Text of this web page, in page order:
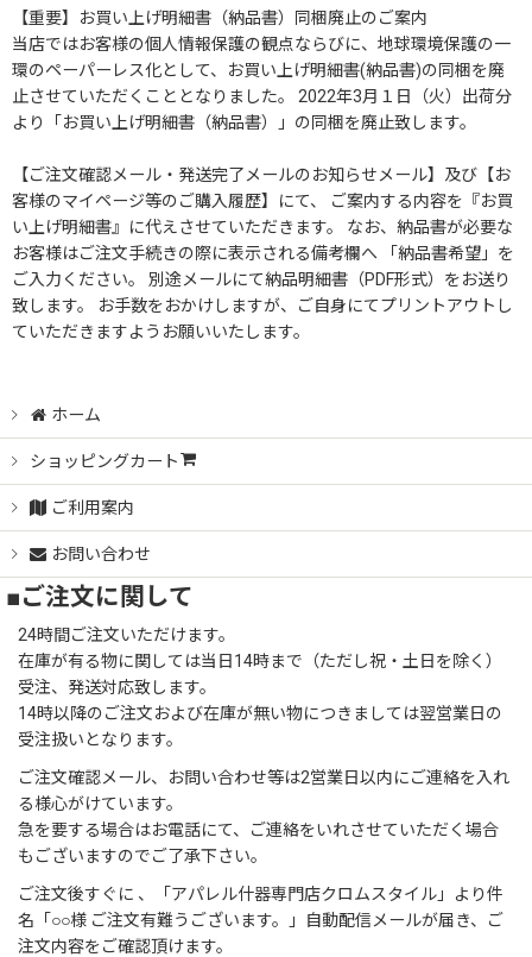
並び順:
絞り込む
【重要】お買い上げ明細書（納品書）同梱廃止のご案内
当店ではお客様の個人情報保護の観点ならびに、地球環境保護の一
環のペーパーレス化として、お買い上げ明細書(納品書)の同梱を廃
止させていただくこととなりました。 2022年3月１日（火）出荷分
より「お買い上げ明細書（納品書）」の同梱を廃止致します。
【ご注文確認メール・発送完了メールのお知らせメール】及び【お
客様のマイページ等のご購入履歴】にて、 ご案内する内容を『お買
い上げ明細書』に代えさせていただきます。 なお、納品書が必要な
お客様はご注文手続きの際に表示される備考欄へ 「納品書希望」を
ご入力ください。 別途メールにて納品明細書（PDF形式）をお送り
致します。 お手数をおかけしますが、ご自身にてプリントアウトし
ていただきますようお願いいたします。
ホーム
ショッピングカート
ご利用案内
お問い合わせ
■ご注文に関して
24時間ご注文いただけます。
在庫が有る物に関しては当日14時まで（ただし祝・土日を除く）
受注、発送対応致します。
14時以降のご注文および在庫が無い物につきましては翌営業日の
受注扱いとなります。
ご注文確認メール、お問い合わせ等は2営業日以内にご連絡を入れ
る様心がけています。
急を要する場合はお電話にて、ご連絡をいれさせていただく場合
もございますのでご了承下さい。
ご注文後すぐに 、「アパレル什器専門店クロムスタイル」より件
名「○○様 ご注文有難うございます。」自動配信メールが届き、ご
注文内容をご確認頂けます。